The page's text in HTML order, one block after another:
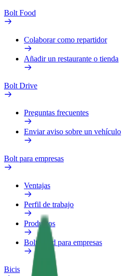
Bolt Food
Colaborar como repartidor
Añadir un restaurante o tienda
Bolt Drive
Preguntas frecuentes
Enviar aviso sobre un vehículo
Bolt para empresas
Ventajas
Perfil de trabajo
Productos
Bolt Food para empresas
Bicis